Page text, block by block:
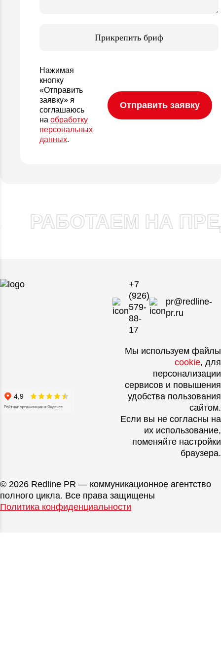
Прикрепить бриф
Нажимая
кнопку
«Отправить
заявку» я
соглашаюсь
на обработку
персональных
данных.
РАБОТАЕМ НА
+7
(926)
579-
88-
17
pr@redline-
pr.ru
Мы используем файлы
cookie, для
персонализации
сервисов и повышения
удобства пользования
сайтом.
Если вы не согласны на
их использование,
поменяйте настройки
браузера.
© 2026 Redline PR — коммуникационное агентство
полного цикла. Все права защищены
Политика конфиденциальности